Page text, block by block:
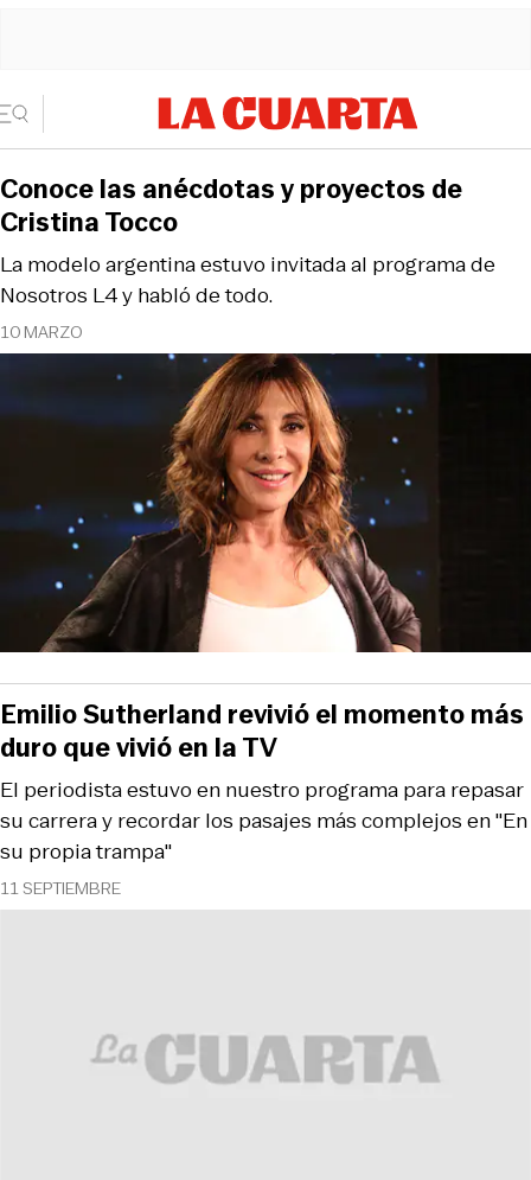
10 MARZO
La modelo argentina estuvo invitada al programa de
Nosotros L4 y habló de todo.
Conoce las anécdotas y proyectos de
Cristina Tocco
11 SEPTIEMBRE
El periodista estuvo en nuestro programa para repasar
su carrera y recordar los pasajes más complejos en "En
su propia trampa"
Emilio Sutherland revivió el momento más
duro que vivió en la TV